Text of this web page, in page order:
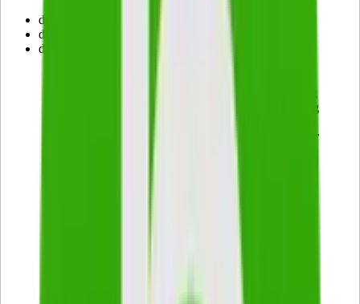
die Belegpflicht
die Organisationsgrundsätze
die Buchungsgrundsätze
vorliegt • entsteht der Beleg
Geschäftsfall, ist ein eigener
anzufertigen • Belege
Handelsbriefen 6 Jahre